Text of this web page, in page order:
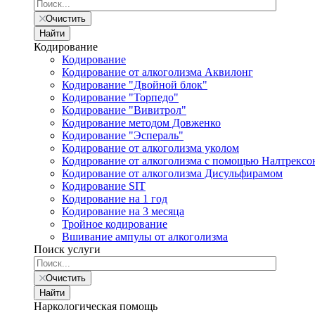
Очистить
Найти
Кодирование
Кодирование
Кодирование от алкоголизма Аквилонг
Кодирование "Двойной блок"
Кодирование "Торпедо"
Кодирование "Вивитрол"
Кодирование методом Довженко
Кодирование "Эспераль"
Кодирование от алкоголизма уколом
Кодирование от алкоголизма с помощью
Кодирование от алкоголизма Дисульфирамом
Кодирование SIT
Кодирование на 1 год
Кодирование на 3 месяца
Тройное кодирование
Вшивание ампулы от алкоголизма
Поиск услуги
Очистить
Найти
Наркологическая помощь